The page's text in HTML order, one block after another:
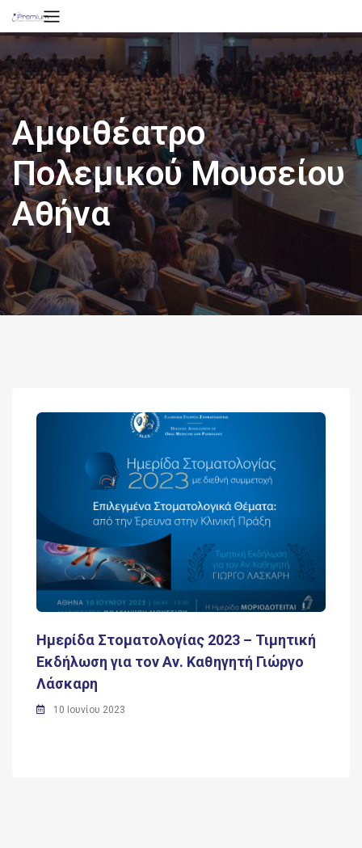
Αμφιθέατρο
Πολεμικού Μουσείου
Αθήνα
Ημερίδα Στοματολογίας 2023 – Τιμητική
Εκδήλωση για τον Αν. Καθηγητή Γιώργο
Λάσκαρη
10 Ιουνίου 2023